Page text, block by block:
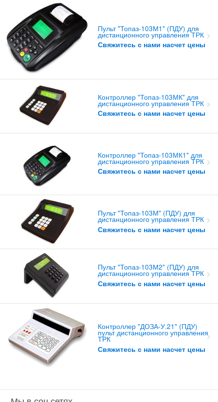
Пульт "Топаз-103М1" (ПДУ) для
дистанционного управления ТРК
Свяжитесь с нами насчет цены
Контроллер "Топаз-103МК" для
дистанционного управления ТРК
Свяжитесь с нами насчет цены
Контроллер "Топаз-103МК1" для
дистанционного управления ТРК
Свяжитесь с нами насчет цены
Пульт "Топаз-103М" (ПДУ) для
дистанционного управления ТРК
Свяжитесь с нами насчет цены
Пульт "Топаз-103М2" (ПДУ) для
дистанционного управления ТРК
Свяжитесь с нами насчет цены
Контроллер "ДОЗА-У.21" (ПДУ)
пульт дистанционного управления
ТРК
Свяжитесь с нами насчет цены